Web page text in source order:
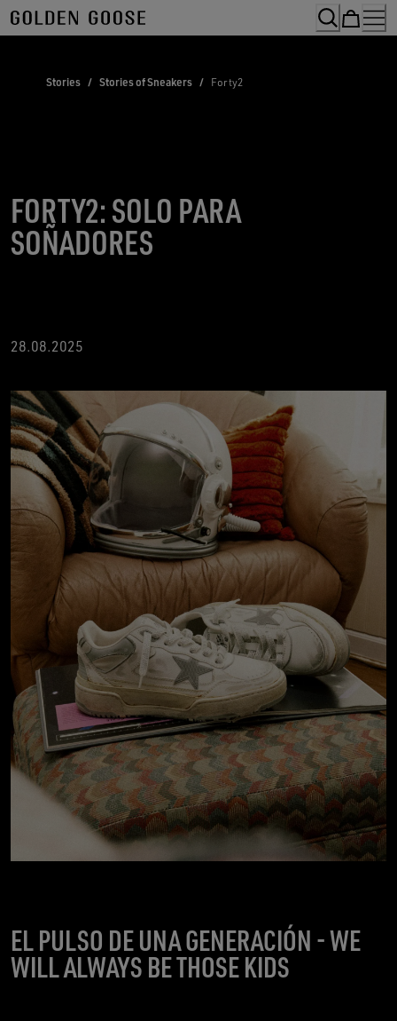
Skip
to
Stories / Stories of Sneakers / Forty2
FORTY2: SOLO PARA
SOÑADORES
28.08.2025
EL PULSO DE UNA GENERACIÓN - WE
WILL ALWAYS BE THOSE KIDS